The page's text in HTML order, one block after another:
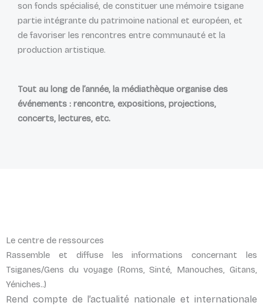
son fonds spécialisé, de constituer une mémoire tsigane
partie intégrante du patrimoine national et européen, et
de favoriser les rencontres entre communauté et la
production artistique.
Tout au long de l’année, la médiathèque organise des
événements : rencontre, expositions, projections,
concerts, lectures, etc.
Le centre de ressources
Rassemble et diffuse les informations concernant les
Tsiganes/Gens du voyage (Roms, Sinté, Manouches, Gitans,
Yéniches..)
Rend compte de l’actualité nationale et internationale